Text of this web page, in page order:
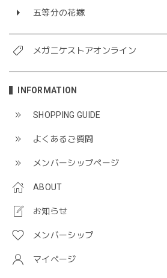
五等分の花嫁
メガニケストアオンライン
INFORMATION
SHOPPING GUIDE
よくあるご質問
メンバーシップページ
ABOUT
お知らせ
メンバーシップ
マイページ